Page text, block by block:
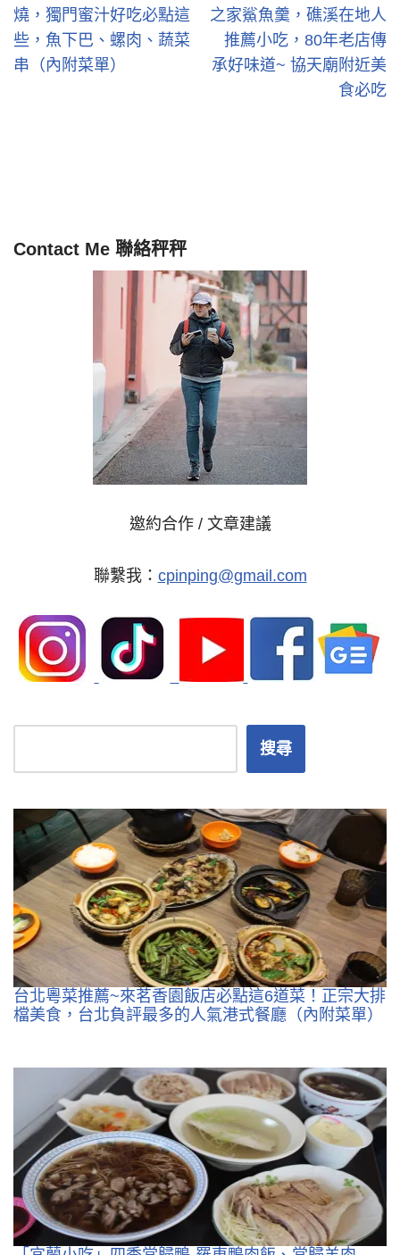
燒，獨門蜜汁好吃必點這
些，魚下巴、螺肉、蔬菜
串（內附菜單）
之家鯊魚羹，礁溪在地人
推薦小吃，80年老店傳
承好味道~ 協天廟附近美
食必吃
Contact Me 聯絡秤秤
邀約合作 / 文章建議
聯繫我： cpinping@gmail.com
搜尋
台北粵菜推薦~來茗香園飯店必點這6道菜！正宗大排
檔美食，台北負評最多的人氣港式餐廳（內附菜單）